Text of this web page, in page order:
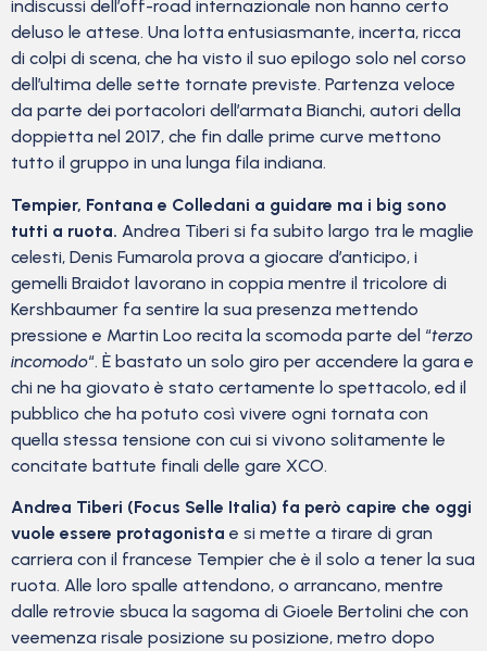
indiscussi dell’off-road internazionale non hanno certo
deluso le attese. Una lotta entusiasmante, incerta, ricca
di colpi di scena, che ha visto il suo epilogo solo nel corso
dell’ultima delle sette tornate previste. Partenza veloce
da parte dei portacolori dell’armata Bianchi, autori della
doppietta nel 2017, che fin dalle prime curve mettono
tutto il gruppo in una lunga fila indiana.
Tempier, Fontana e Colledani a guidare ma i big sono
tutti a ruota. Andrea Tiberi si fa subito largo tra le maglie
celesti, Denis Fumarola prova a giocare d’anticipo, i
gemelli Braidot lavorano in coppia mentre il tricolore di
Kershbaumer fa sentire la sua presenza mettendo
pressione e Martin Loo recita la scomoda parte del “terzo
incomodo“. È bastato un solo giro per accendere la gara e
chi ne ha giovato è stato certamente lo spettacolo, ed il
pubblico che ha potuto così vivere ogni tornata con
quella stessa tensione con cui si vivono solitamente le
concitate battute finali delle gare XCO.
Andrea Tiberi (Focus Selle Italia) fa però capire che oggi
vuole essere protagonista e si mette a tirare di gran
carriera con il francese Tempier che è il solo a tener la sua
ruota. Alle loro spalle attendono, o arrancano, mentre
dalle retrovie sbuca la sagoma di Gioele Bertolini che con
veemenza risale posizione su posizione, metro dopo